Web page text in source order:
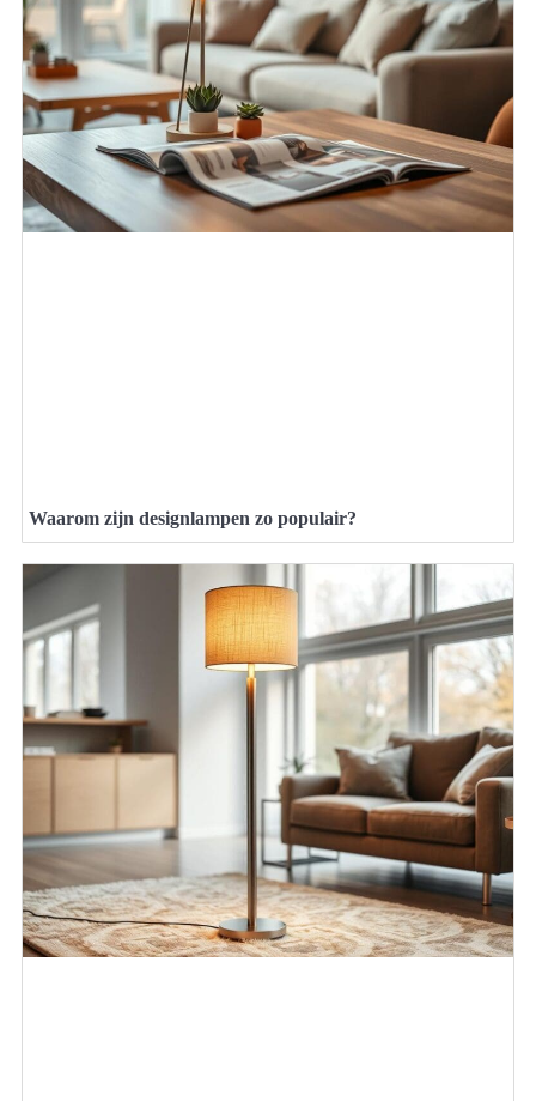
Waarom zijn designlampen zo populair?